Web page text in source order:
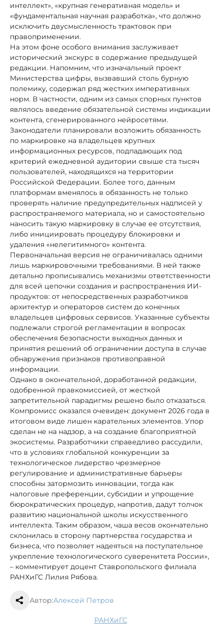
интеллект», «крупная генеративная модель» и
«фундаментальная научная разработка», что должно
исключить двусмысленность трактовок при
правоприменении.
На этом фоне особого внимания заслуживает
исторический экскурс в содержание предыдущей
редакции. Напомним, что изначальный проект
Министерства цифры, вызвавший столь бурную
полемику, содержал ряд жестких императивных
норм. В частности, одним из самых спорных пунктов
являлось введение обязательной системы индикации
контента, сгенерированного нейросетями.
Законодатели планировали возложить обязанность
по маркировке на владельцев крупных
информационных ресурсов, подпадающих под
критерий ежедневной аудитории свыше ста тысяч
пользователей, находящихся на территории
Российской Федерации. Более того, данным
платформам вменялось в обязанность не только
проверять наличие предупредительных надписей у
распространяемого материала, но и самостоятельно
наносить такую маркировку в случае ее отсутствия,
либо инициировать процедуру блокировки и
удаления «нелегитимного» контента.
Первоначальная версия не ограничивалась одними
лишь маркировочными требованиями. В ней также
детально прописывались механизмы ответственности
для всей цепочки создания и распространения ИИ-
продуктов: от непосредственных разработчиков
архитектур и операторов систем до конечных
владельцев цифровых сервисов. Указанные субъекты
подлежали строгой регламентации в вопросах
обеспечения безопасности выходных данных и
принятия решений об ограничении доступа в случае
обнаружения признаков противоправной
информации.
Однако в окончательной, доработанной редакции,
одобренной правкомиссией, от жесткой
запретительной парадигмы решено было отказаться.
Компромисс оказался очевиден: документ 2026 года в
итоговом виде лишен карательных элементов. Упор
сделан не на надзор, а на создание благоприятной
экосистемы. Разработчики справедливо рассудили,
что в условиях глобальной конкуренции за
технологическое лидерство чрезмерное
регулирование и административные барьеры
способны затормозить инновации, тогда как
налоговые преференции, субсидии и упрощение
бюрократических процедур, напротив, дадут толчок
развитию национальной школы искусственного
интеллекта. Таким образом, чаша весов окончательно
склонилась в сторону партнерства государства и
бизнеса, что позволяет надеяться на поступательное
укрепление технологического суверенитета России»,
– комментирует доцент Ставропольского филиала
РАНХиГС Лилия Рябова.
Автор:Алексей Петров
РАНХиГС